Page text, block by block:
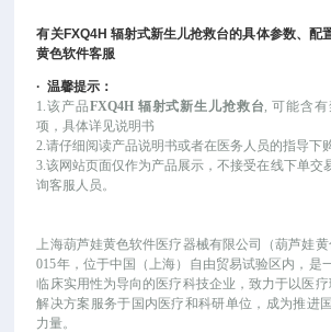
有关FXQ4H 辐射式新生儿抢救台的具体参数、配
黄色软件客服
·温馨提示：
1.该产品FXQ4H 辐射式新生儿抢救台, 可能含
项，具体详见说明书
2.请仔细阅读产品说明书或者在医务人员的指导下
3.该网站页面仅作为产品展示，不接受在线下单交
询客服人员。
上海葫芦娃黄色软件医疗器械有限公司（葫芦娃
015年，位于中国（上海）自由贸易试验区内，是
临床实用性为导向的医疗科技企业，致力于以医
解决方案服务于国内医疗和科研单位，成为推进
力量。